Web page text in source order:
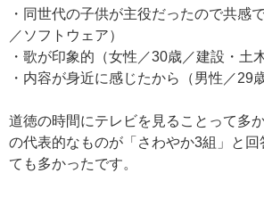
・同世代の子供が主役だったので共感
／ソフトウェア）
・歌が印象的（女性／30歳／建設・土木
・内容が身近に感じたから（男性／29
道徳の時間にテレビを見ることって多
の代表的なものが「さわやか3組」と回
ても多かったです。